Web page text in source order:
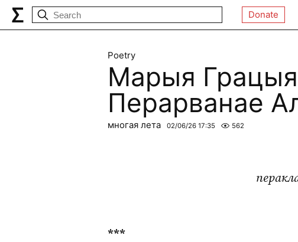
Donate
Poetry
Марыя Грацыя
Перарванае
многая лета 02/06/26 17:35 562
***